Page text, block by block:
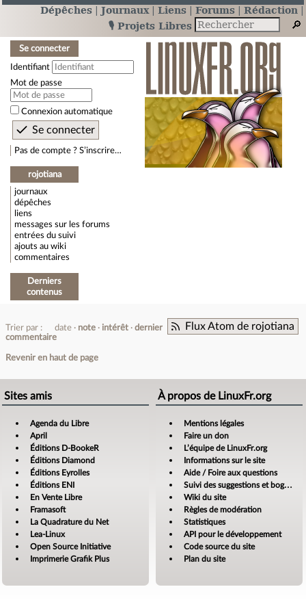
Dépêches Journaux Liens Forums
Rédaction
🎙️ Projets Libres
Se connecter
Identifiant
Mot de passe
Connexion automatique
Pas de compte ? S’inscrire…
rojotiana
journaux
dépêches
liens
messages sur les forums
entrées du suivi
ajouts au wiki
commentaires
Derniers
contenus
Flux Atom de rojotiana
Trier par : date note intérêt
dernier
commentaire
Revenir en haut de page
Sites amis
Agenda du Libre
April
Éditions D-BookeR
Éditions Diamond
Éditions Eyrolles
Éditions ENI
En Vente Libre
Framasoft
La Quadrature du Net
Lea-Linux
Open Source Initiative
Imprimerie Grafik Plus
À propos de LinuxFr.org
Mentions légales
Faire un don
L’équipe de LinuxFr.org
Informations sur le site
Aide / Foire aux questions
Suivi des suggestions et bogues
Wiki du site
Règles de modération
Statistiques
API pour le développement
Code source du site
Plan du site